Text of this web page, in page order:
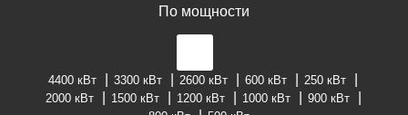
По мощности
4400 кВт 3300 кВт 2600 кВт 600 кВт
250 кВт
2000 кВт
1500 кВт 1200 кВт 1000 кВт
900 кВт